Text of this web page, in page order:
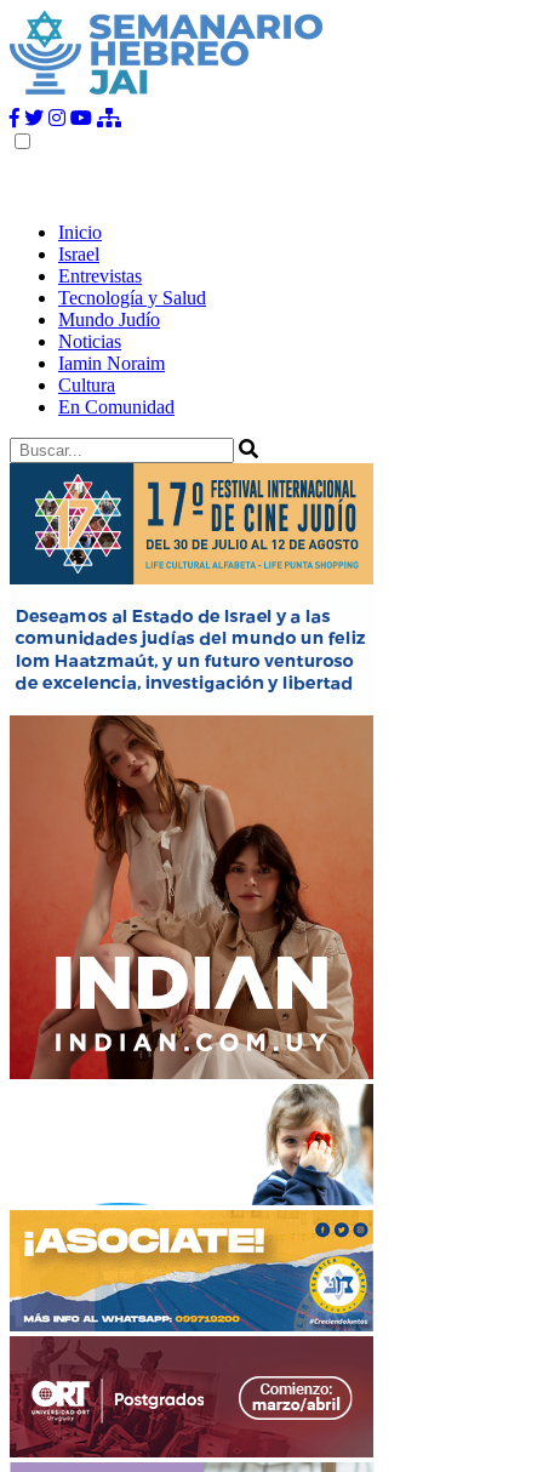
Inicio
Israel
Entrevistas
Tecnología y Salud
Mundo Judío
Noticias
Iamin Noraim
Cultura
En Comunidad